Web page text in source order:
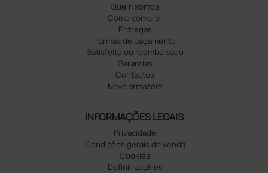
Quem somos
Como comprar
Entregas
Formas de pagamento
Satisfeito ou reembolsado
Garantias
Contactos
Novo armazém
INFORMAÇÕES LEGAIS
Privacidade
Condições gerais de venda
Cookies
Definir cookies